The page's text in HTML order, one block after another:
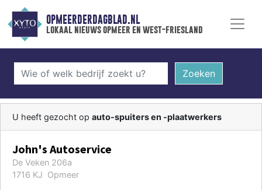
OPMEERDERDAGBLAD.NL
lokaal nieuws opmeer en west-friesland
Zoeken
U heeft gezocht op auto-spuiters en -plaatwerkers
John's Autoservice
De Veken 206a
1716 KJ Opmeer